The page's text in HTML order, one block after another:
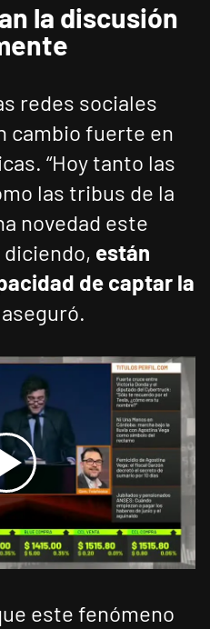
la discusión
redes sociales
cambio fuerte en
“Hoy tanto las
las tribus de la
novedad este
están
de captar la
aseguró.
este fenómeno